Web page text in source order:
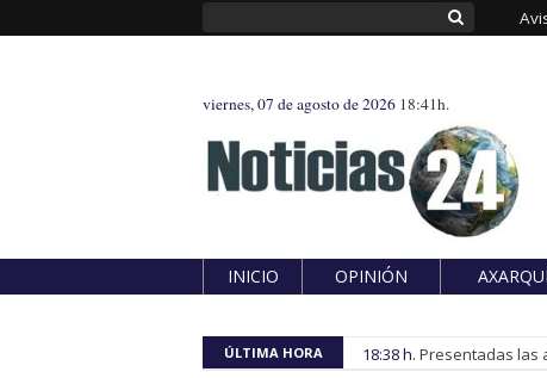
viernes, 07 de agosto de 2026 18:41h.
INICIO OPINIÓN
ÚLTIMA HORA 18:38 h. Presentadas las